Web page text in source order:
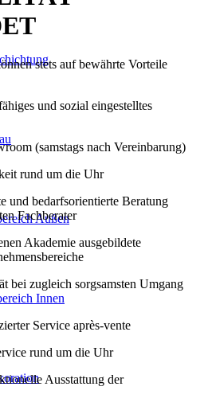
Außen
Innen
stets auf bewährte Vorteile
und sozial eingestelltes
(samstags nach Vereinbarung)
rund um die Uhr
und bedarfsorientierte Beratung
Fachberater
Akademie ausgebildete
bei zugleich sorgsamsten Umgang
Service après-vente
rund um die Uhr
Ausstattung der